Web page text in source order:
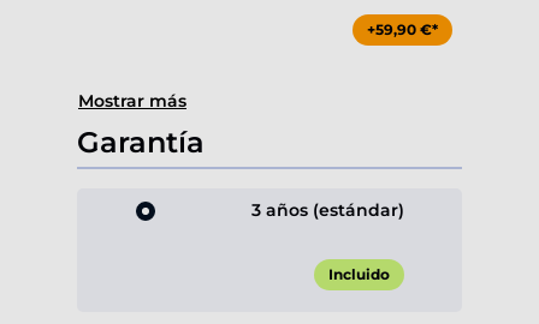
+59,90 €*
Mostrar más
Garantía
3 años (estándar)
Incluido